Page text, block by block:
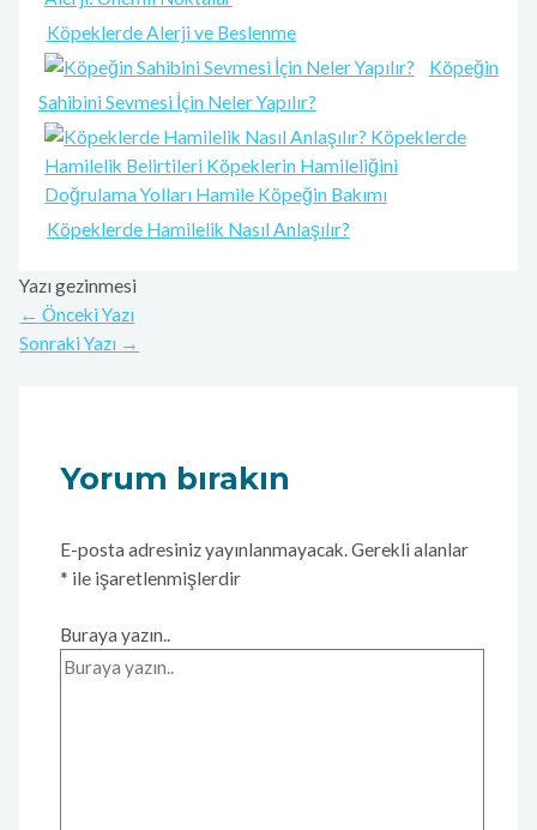
Köpeklerde Alerji ve Beslenme
Köpeğin
Sahibini Sevmesi İçin Neler Yapılır?
Köpeklerde Hamilelik Nasıl Anlaşılır?
Yazı gezinmesi
← Önceki Yazı
Sonraki Yazı →
Yorum bırakın
E-posta adresiniz yayınlanmayacak.Gerekli alanlar
* ile işaretlenmişlerdir
Buraya yazın..